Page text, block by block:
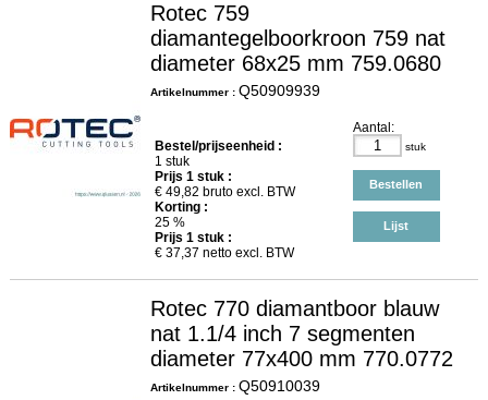
Rotec 759
diamantegelboorkroon 759 nat
diameter 68x25 mm 759.0680
Artikelnummer : Q50909939
Bestel/prijseenheid :
1 stuk
Prijs 1stuk :
€ 49,82 bruto excl. BTW
Korting :
25 %
Prijs 1stuk :
€ 37,37 netto excl. BTW
Aantal:
stuk
Bestellen
Lijst
Rotec 770 diamantboor blauw
nat 1.1/4 inch 7 segmenten
diameter 77x400 mm 770.0772
Artikelnummer : Q50910039